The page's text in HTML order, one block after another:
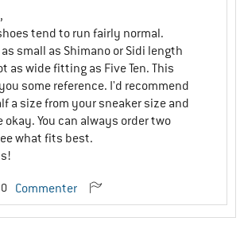
tend to run fairly normal.
small as Shimano or Sidi length
as wide fitting as Five Ten. This
some reference. I'd recommend
a size from your sneaker size and
okay. You can always order two
what fits best.
0 Commenter